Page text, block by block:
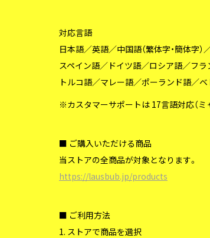
対応言語
日本語／英語／中国語（繁体字・簡体字
スペイン語／ドイツ語／ロシア語／フ
トルコ語／マレー語／ポーランド語／
※カスタマーサポートは 17言語対応（ミ
■ ご購入いただける商品
当ストアの全商品が対象となります。
https://lausbub.jp/products
■ ご利用方法
1. ストアで商品を選択